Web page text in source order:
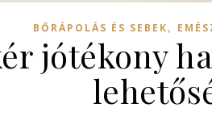
BŐRÁPOLÁS ÉS SEBEK,
jótékony